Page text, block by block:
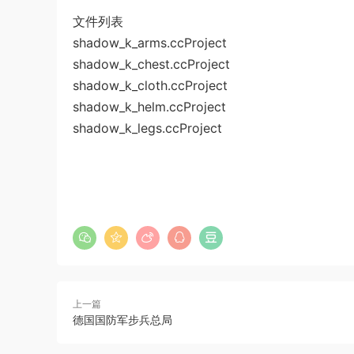
文件列表
shadow_k_arms.ccProject
shadow_k_chest.ccProject
shadow_k_cloth.ccProject
shadow_k_helm.ccProject
shadow_k_legs.ccProject
上一篇
德国国防军步兵总局